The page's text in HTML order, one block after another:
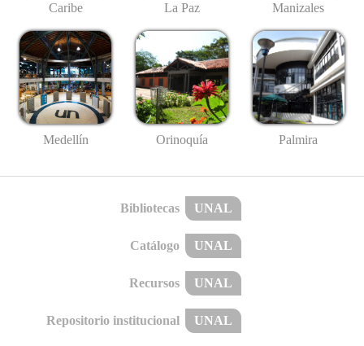
Caribe La Paz Manizales
Medellín Orinoquía Palmira
Bibliotecas UNAL
Catálogo UNAL
Recursos UNAL
Repositorio institucional UNAL